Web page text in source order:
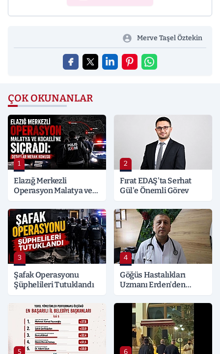
Merve Taşel Öztekin
ÇOK OKUNANLAR
1
Elazığ Merkezli
Operasyon Malatya ve
Detaylar Merak Konusu
2
Fırat EDAŞ'ta Serhat
Gül'e Önemli Görev
3
Şafak Operasyonu
Şüphelileri Tutuklandı
4
Göğüs Hastalıkları
Uzmanı Erden'den
5 6